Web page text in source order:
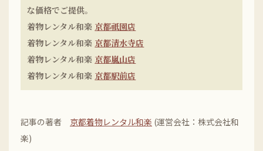
な価格でご提供。
着物レンタル和楽 京都祇園店
着物レンタル和楽 京都清水寺店
着物レンタル和楽 京都嵐山店
着物レンタル和楽 京都駅前店
記事の著者 京都着物レンタル和楽 (運営会社：株式会社和
楽)